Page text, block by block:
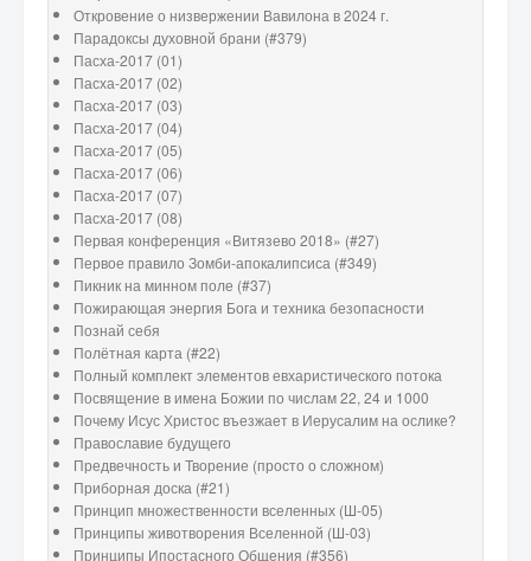
Откровение о низвержении Вавилона в 2024 г.
Парадоксы духовной брани (#379)
Пасха-2017 (01)
Пасха-2017 (02)
Пасха-2017 (03)
Пасха-2017 (04)
Пасха-2017 (05)
Пасха-2017 (06)
Пасха-2017 (07)
Пасха-2017 (08)
Первая конференция «Витязево 2018» (#27)
Первое правило Зомби-апокалипсиса (#349)
Пикник на минном поле (#37)
Пожирающая энергия Бога и техника безопасности
Познай себя
Полётная карта (#22)
Полный комплект элементов евхаристического потока
Посвящение в имена Божии по числам 22, 24 и 1000
Почему Исус Христос въезжает в Иерусалим на ослике?
Православие будущего
Предвечность и Творение (просто о сложном)
Приборная доска (#21)
Принцип множественности вселенных (Ш-05)
Принципы животворения Вселенной (Ш-03)
Принципы Ипостасного Общения (#356)